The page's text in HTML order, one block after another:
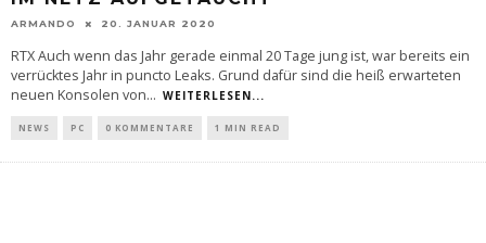
ARMANDO 20. JANUAR 2020
RTX Auch wenn das Jahr gerade einmal 20 Tage jung ist, war bereits ein
verrücktes Jahr in puncto Leaks. Grund dafür sind die heiß erwarteten
neuen Konsolen von... WEITERLESEN...
NEWS PC 0 KOMMENTARE 1 MIN READ